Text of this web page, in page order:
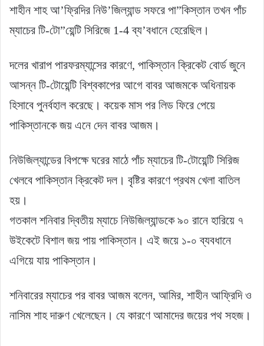
শাহীন শাহ আ’ফ্রিদির নিউ’জিল্যান্ড সফরে পা”কিস্তান তখন পাঁচ
ম্যাচের টি-টো”য়েন্টি সিরিজে 1-4 ব্য’বধানে হেরেছিল।
দলের খারাপ পারফরম্যান্সের কারণে, পাকিস্তান ক্রিকেট বোর্ড জুনে
আসন্ন টি-টোয়েন্টি বিশ্বকাপের আগে বাবর আজমকে অধিনায়ক
হিসাবে পুনর্বহাল করেছে। কয়েক মাস পর লিড ফিরে পেয়ে
পাকিস্তানকে জয় এনে দেন বাবর আজম।
নিউজিল্যান্ডের বিপক্ষে ঘরের মাঠে পাঁচ ম্যাচের টি-টোয়েন্টি সিরিজ
খেলবে পাকিস্তান ক্রিকেট দল। বৃষ্টির কারণে প্রথম খেলা বাতিল
হয়।
গতকাল শনিবার দ্বিতীয় ম্যাচে নিউজিল্যান্ডকে ৯০ রানে হারিয়ে ৭
উইকেটে বিশাল জয় পায় পাকিস্তান। এই জয়ে ১-০ ব্যবধানে
এগিয়ে যায় পাকিস্তান।
শনিবারের ম্যাচের পর বাবর আজম বলেন, আমির, শাহীন আফ্রিদি ও
নাসিম শাহ দারুণ খেলেছেন। যে কারণে আমাদের জয়ের পথ সহজ।